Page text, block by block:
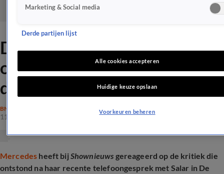
De Bondgenoten-Mercedes
over ophef: 'Groter gemaakt
dan het was'
BN'ERS
11 apr 2026, 20:26
Mercedes heeft bijShownieuws gereageerd op de kritiek die
ontstond na haar recente telefoongesprek met Salar in De
Marketing & Social media
Derde partijen lijst
Alle cookies accepteren
Huidige keuze opslaan
Voorkeuren beheren